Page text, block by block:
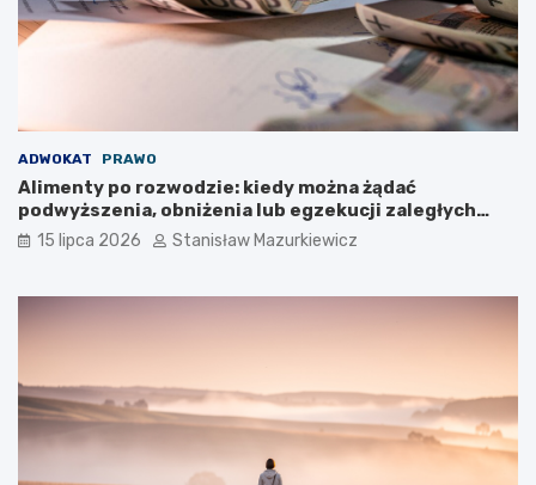
ADWOKAT PRAWO
Alimenty po rozwodzie: kiedy można żądać
podwyższenia, obniżenia lub egzekucji zaległych
płatności?
15 lipca 2026 Stanisław Mazurkiewicz